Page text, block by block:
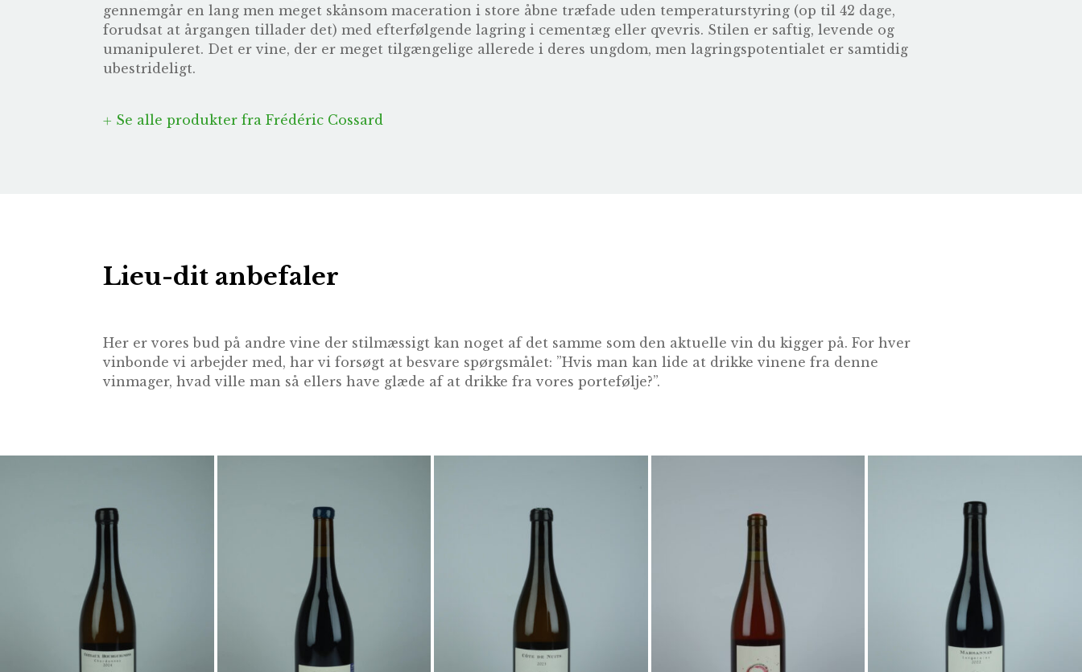
gennemgår en lang men meget skånsom maceration i store åbne træfade uden temperaturstyring (op til 42 dage,
forudsat at årgangen tillader det) med efterfølgende lagring i cementæg eller qvevris. Stilen er saftig, levende og
umanipuleret. Det er vine, der er meget tilgængelige allerede i deres ungdom, men lagringspotentialet er samtidig
ubestrideligt.
Se alle produkter fra Frédéric Cossard
Lieu-dit anbefaler
Her er vores bud på andre vine der stilmæssigt kan noget af det samme som den aktuelle vin du kigger på. For hver
vinbonde vi arbejder med, har vi forsøgt at besvare spørgsmålet: ”Hvis man kan lide at drikke vinene fra denne
vinmager, hvad ville man så ellers have glæde af at drikke fra vores portefølje?”.